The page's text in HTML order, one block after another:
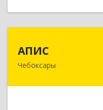
АПИС
Чебоксары428001,